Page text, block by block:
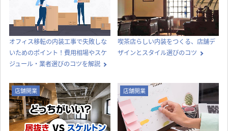
オフィス移転の内装工事で失敗しな
いためのポイント！費用相場やスケ
ジュール・業者選びのコツを解説
喫茶店らしい内装をつくる、店舗デ
ザインとスタイル選びのコツ
店舗開業 店舗開業